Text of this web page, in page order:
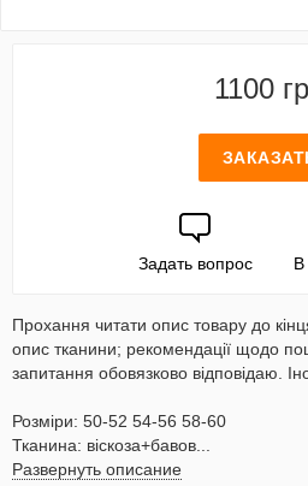
1100
Задать вопрос В
Прохання читати опис товару до
опис тканини; рекомендації щодо
запитання обовязково відповідаю.
Розміри: 50-52 54-56 58-60
Тканина: віскоза+бавов...
Развернуть описание